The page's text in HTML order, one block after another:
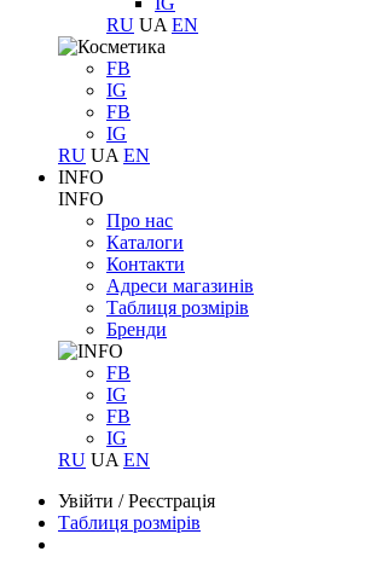
RU UA EN
FB
IG
FB
IG
RU UA EN
INFO
INFO
Про нас
Каталоги
Контакти
Адреси магазинів
Таблиця розмірів
Бренди
FB
IG
FB
IG
RU UA EN
Увійти /Реєстрація
Таблиця розмірів